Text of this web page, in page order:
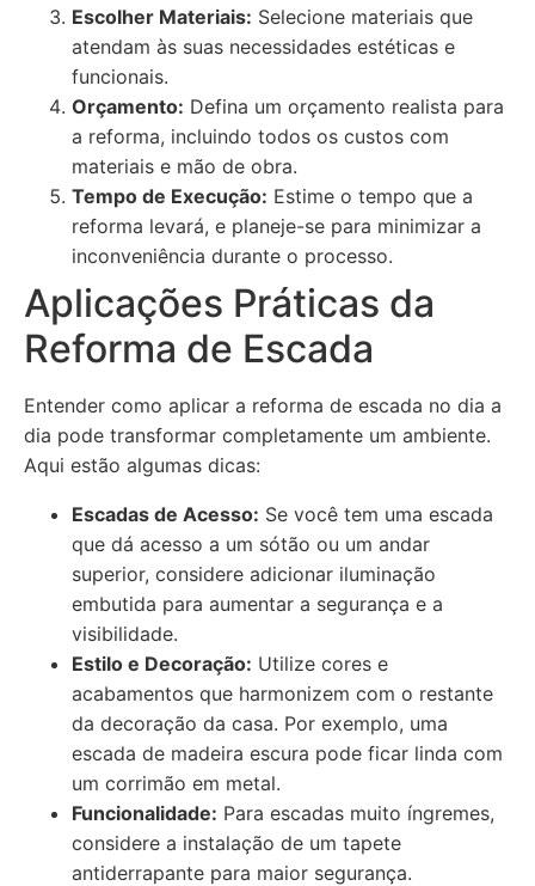
Escolher Materiais: Selecione materiais que
atendam às suas necessidades estéticas e
funcionais.
Orçamento: Defina um orçamento realista para
a reforma, incluindo todos os custos com
materiais e mão de obra.
Tempo de Execução: Estime o tempo que a
reforma levará, e planeje-se para minimizar a
inconveniência durante o processo.
Aplicações Práticas da
Reforma de Escada
Entender como aplicar a reforma de escada no dia a
dia pode transformar completamente um ambiente.
Aqui estão algumas dicas:
Escadas de Acesso: Se você tem uma escada
que dá acesso a um sótão ou um andar
superior, considere adicionar iluminação
embutida para aumentar a segurança e a
visibilidade.
Estilo e Decoração: Utilize cores e
acabamentos que harmonizem com o restante
da decoração da casa. Por exemplo, uma
escada de madeira escura pode ficar linda com
um corrimão em metal.
Funcionalidade: Para escadas muito íngremes,
considere a instalação de um tapete
antiderrapante para maior segurança.